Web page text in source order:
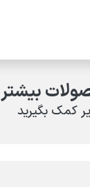
بیشتر
کمک بگیرید